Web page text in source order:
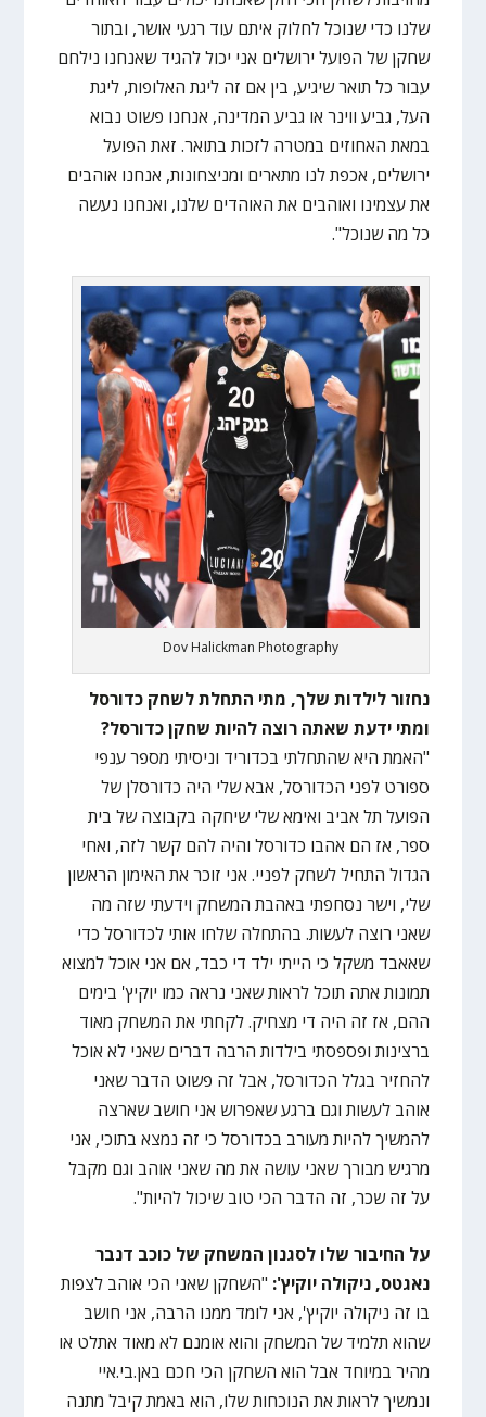
שלנו כדי שנוכל לחלוק איתם עוד רגעי אושר, ובתור
שחקן של הפועל ירושלים אני יכול להגיד שאנחנו נילחם
עבור כל תואר שיגיע, בין אם זה ליגת האלופות, ליגת
העל, גביע ווינר או גביע המדינה, אנחנו פשוט נבוא
במאת האחוזים במטרה לזכות בתואר. זאת הפועל
ירושלים, אכפת לנו מתארים ומניצחונות, אנחנו אוהבים
את עצמינו ואוהבים את האוהדים שלנו, ואנחנו נעשה
כל מה שנוכל".
Dov Halickman Photography
נחזור לילדות שלך, מתי התחלת לשחק כדורסל
ומתי ידעת שאתה רוצה להיות שחקן כדורסל?
"האמת היא שהתחלתי בכדוריד וניסיתי מספר ענפי
ספורט לפני הכדורסל, אבא שלי היה כדורסלן של
הפועל תל אביב ואימא שלי שיחקה בקבוצה של בית
ספר, אז הם אהבו כדורסל והיה להם קשר לזה, ואחי
הגדול התחיל לשחק לפניי. אני זוכר את האימון הראשון
שלי, וישר נסחפתי באהבת המשחק וידעתי שזה מה
שאני רוצה לעשות. בהתחלה שלחו אותי לכדורסל כדי
שאאבד משקל כי הייתי ילד די כבד, אם אני אוכל למצוא
תמונות אתה תוכל לראות שאני נראה כמו יוקיץ' בימים
ההם, אז זה היה די מצחיק. לקחתי את המשחק מאוד
ברצינות ופספסתי בילדות הרבה דברים שאני לא אוכל
להחזיר בגלל הכדורסל, אבל זה פשוט הדבר שאני
אוהב לעשות וגם ברגע שאפרוש אני חושב שארצה
להמשיך להיות מעורב בכדורסל כי זה נמצא בתוכי, אני
מרגיש מבורך שאני עושה את מה שאני אוהב וגם מקבל
על זה שכר, זה הדבר הכי טוב שיכול להיות".
על החיבור שלו לסגנון המשחק של כוכב דנבר
נאגטס, ניקולה יוקיץ': "השחקן שאני הכי אוהב לצפות
בו זה ניקולה יוקיץ', אני לומד ממנו הרבה, אני חושב
שהוא תלמיד של המשחק והוא אומנם לא מאוד אתלט או
מהיר במיוחד אבל הוא השחקן הכי חכם באן.בי.איי
ונמשיך לראות את הנוכחות שלו, הוא באמת קיבל מתנה